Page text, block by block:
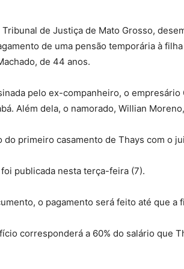
de Justiça de Mato Grosso,
de uma pensão temporária à
de 44 anos.
pelo ex-companheiro, o
Além dela, o namorado, Willian
do primeiro casamento de Thays com o
publicada nesta terça-feira (7).
o pagamento será feito até que a
corresponderá a 60% do salário que